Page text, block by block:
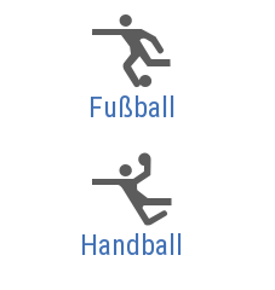
Fußball
Handball